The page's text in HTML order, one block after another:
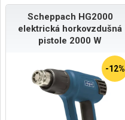
vody v potrubí, k šetrnému sušení,
k vypalování trávy a mechu ve
špatně přístupných místech
apod.Hlavní výhody
Pistole umožňuje nastavit dva
vzduchu.Součásti dodávky
opalovací pistole HTG145
Redukující nástavecRozšiřující
Reflektorový nástavec
Scheppach HG2000
elektrická horkovzdušná
pistole 2000 W
-12%